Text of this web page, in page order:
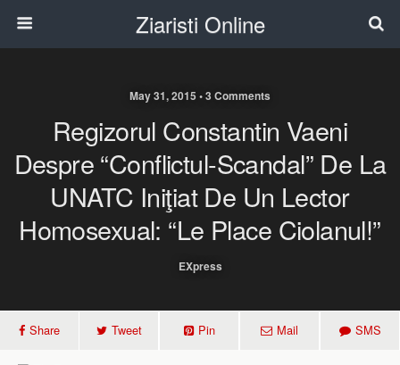
Ziaristi Online
May 31, 2015 • 3 Comments
Regizorul Constantin Vaeni
Despre “conflictul-Scandal” De La
UNATC Iniţiat De Un Lector
Homosexual: “Le Place Ciolanul!”
EXpress
Share Tweet Pin Mail SMS